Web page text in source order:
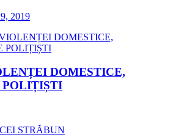
2019
DOMESTICE,
POLIȚIȘTI